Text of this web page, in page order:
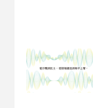
上百場藝文沙
展演策劃。詩
來參與國內外